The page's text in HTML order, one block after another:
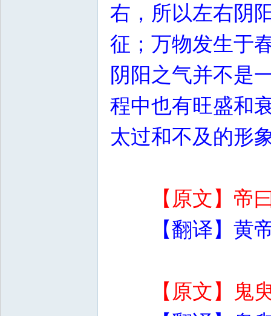
右，所以左右阴
征；万物发生于
阴阳之气并不是
程中也有旺盛和
太过和不及的形
【原文】帝
【翻译】黄
【原文】鬼